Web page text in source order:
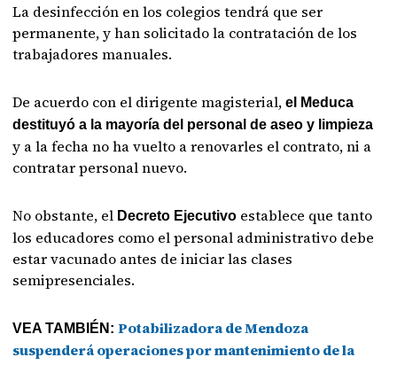
La desinfección en los colegios tendrá que ser
permanente, y han solicitado la contratación de los
trabajadores manuales.
De acuerdo con el dirigente magisterial,el Meduca
destituyó a la mayoría del personal de aseo y limpieza
y a la fecha no ha vuelto a renovarles el contrato, ni a
contratar personal nuevo.
No obstante, el Decreto Ejecutivo establece que tanto
los educadores como el personal administrativo debe
estar vacunado antes de iniciar las clases
semipresenciales.
VEA TAMBIÉN:Potabilizadora de Mendoza
suspenderá operaciones por mantenimiento de la